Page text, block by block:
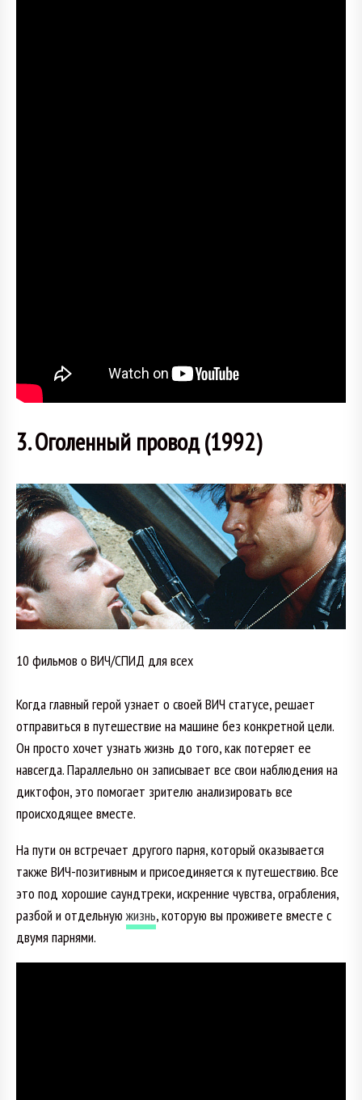
3. Оголенный провод (1992)
10 фильмов о ВИЧ/СПИД для всех
Когда главный герой узнает о своей ВИЧ статусе, решает
отправиться в путешествие на машине без конкретной цели.
Он просто хочет узнать жизнь до того, как потеряет ее
навсегда. Параллельно он записывает все свои наблюдения на
диктофон, это помогает зрителю анализировать все
происходящее вместе.
На пути он встречает другого парня, который оказывается
также ВИЧ-позитивным и присоединяется к путешествию. Все
это под хорошие саундтреки, искренние чувства, ограбления,
разбой и отдельнуюжизнь, которую вы проживете вместе с
двумя парнями.